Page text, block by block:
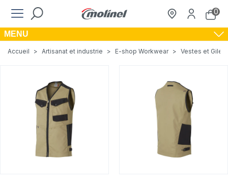
0
MENU
Accueil > Artisanat et industrie > E-shop Workwear > Vestes et